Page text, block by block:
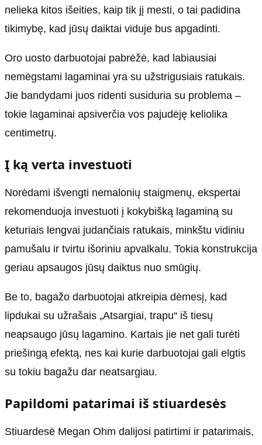
nelieka kitos išeities, kaip tik jį mesti, o tai padidina
tikimybę, kad jūsų daiktai viduje bus apgadinti.
Oro uosto darbuotojai pabrėžė, kad labiausiai
nemėgstami lagaminai yra su užstrigusiais ratukais.
Jie bandydami juos ridenti susiduria su problema –
tokie lagaminai apsiverčia vos pajudėję keliolika
centimetrų.
Į ką verta investuoti
Norėdami išvengti nemalonių staigmenų, ekspertai
rekomenduoja investuoti į kokybišką lagaminą su
keturiais lengvai judančiais ratukais, minkštu vidiniu
pamušalu ir tvirtu išoriniu apvalkalu. Tokia konstrukcija
geriau apsaugos jūsų daiktus nuo smūgių.
Be to, bagažo darbuotojai atkreipia dėmesį, kad
lipdukai su užrašais „Atsargiai, trapu“ iš tiesų
neapsaugo jūsų lagamino. Kartais jie net gali turėti
priešingą efektą, nes kai kurie darbuotojai gali elgtis
su tokiu bagažu dar neatsargiau.
Papildomi patarimai iš stiuardesės
Stiuardesė Megan Ohm dalijosi patirtimi ir patarimais,